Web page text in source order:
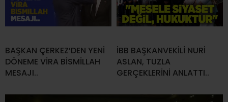
BAŞKAN ÇERKEZ’DEN YENİ
DÖNEME VİRA BİSMİLLAH
MESAJI..
İBB BAŞKANVEKİLİ NURİ
ASLAN, TUZLA
GERÇEKLERİNİ ANLATTI..